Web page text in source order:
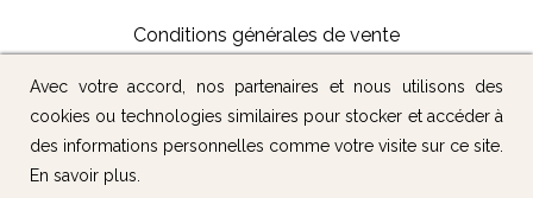
Conditions générales de vente
Suivez-nous :
Avec votre accord, nos partenaires et nous utilisons des
cookies ou technologies similaires pour stocker et accéder à
des informations personnelles comme votre visite sur ce site.
En savoir plus